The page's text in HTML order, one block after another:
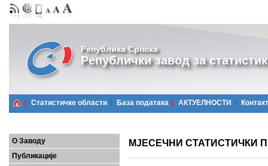
Република Српска
Републички завод за
Статистичке области Базa података АКТУЕЛНОСТИ Контакт
О Заводу
Публикације
МЈЕСЕЧНИ СТАТИСТИЧКИ